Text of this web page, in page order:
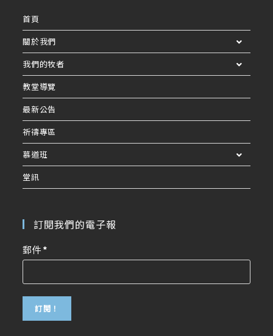
首頁
關於我們
我們的牧者
教堂導覽
最新公告
祈禱專區
慕道班
堂訊
訂閱我們的電子報
郵件*